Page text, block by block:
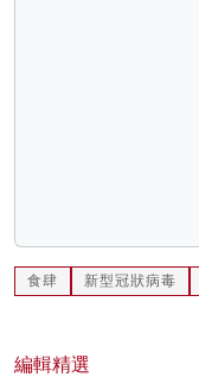
食肆 新型冠狀病毒
編輯精選